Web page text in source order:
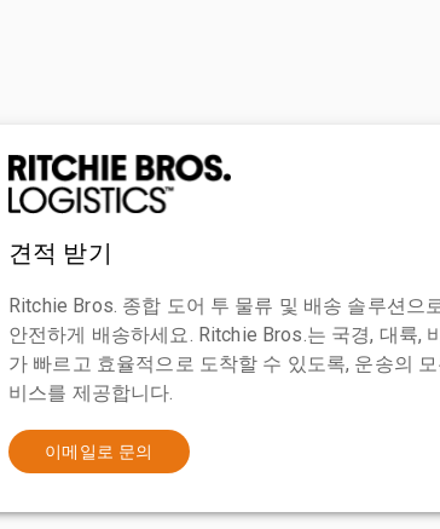
견적 받기
Ritchie Bros. 종합 도어 투 물류 및 배송 솔루션으
안전하게 배송하세요. Ritchie Bros.는 국경, 대륙,
가 빠르고 효율적으로 도착할 수 있도록, 운송의
비스를 제공합니다.
이메일로 문의